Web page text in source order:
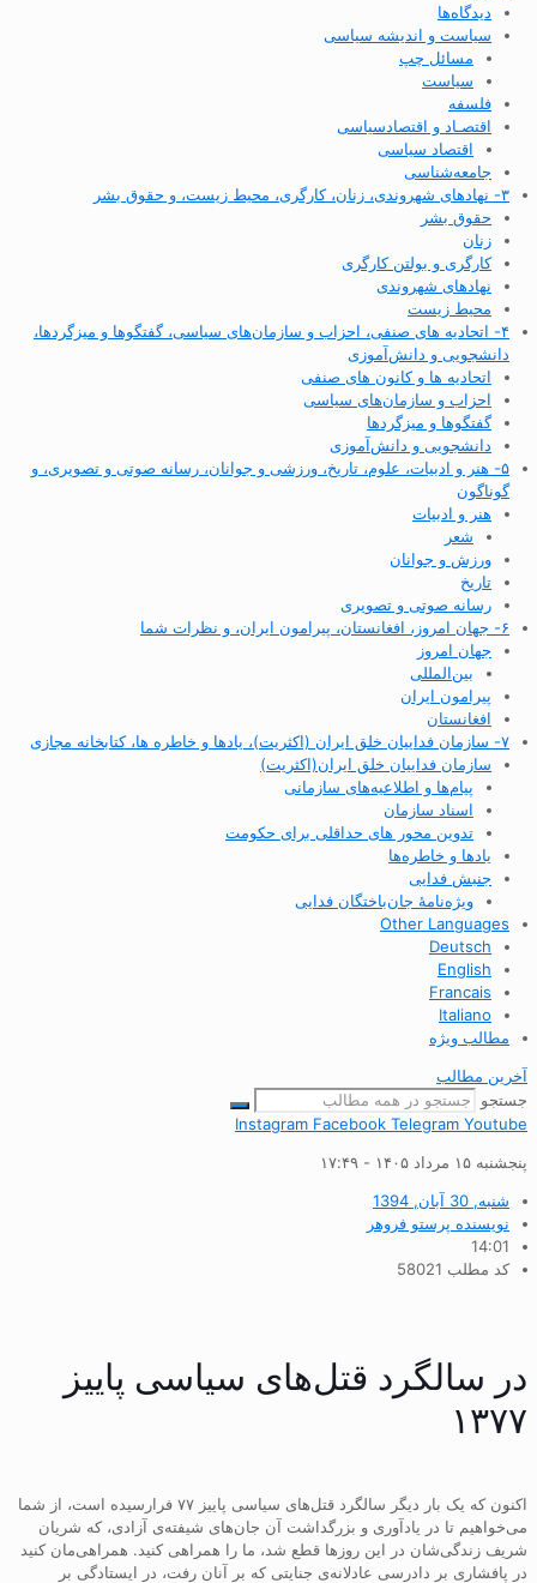
دیدگاه‌ها
سیاست و اندیشه سیاسی
مسائل چپ
سیاست
فلسفه
اقتصـاد و اقتصاد‌سیاسی
اقتصاد سیاسی
جامعه‌شناسی
۳- نهادهای شهروندی، زنان، کارگری، محیط زیست، و حقوق بشر
حقوق بشر
زنان
کارگری و بولتن کارگری
نهادهای شهروندی
محیط زیست
۴- اتحادیه های صنفی، احزاب و سازمان‌های سیاسی، گفتگوها و میزگردها،
دانشجویی و دانش‌آموزی
اتحادیه ها و کانون های صنفی
احزاب و سازمان‌های سیاسی
گفتگوها و میزگردها
دانشجویی و دانش‌آموزی
۵- هنر و ادبیات، علوم، تاریخ، ورزشی و جوانان، رسانه صوتی و تصویری، و
گوناگون
هنر و ادبیات
شعر
ورزش و جوانان
تاریخ
رسانه صوتی و تصویری
۶- جهان امروز، افغانستان، پیرامون ایران، و نظرات شما
جهان امروز
بین‌المللی
پیرامون ایران
افغانستان
۷- سازمان فداییان خلق ایران (اکثریت)، یادها و خاطره ها، کتابخانه مجازی
سازمان فداییان خلق ایران(اکثریت)
پیام‌ها و اطلاعیه‌های سازمانی
اسناد سازمان
تدوین محور های حداقلی برای حکومت
یادها و خاطره‌ها
جنبش فدایی
ویژه‌نامهٔ جان‌باختگان فدایی
Other Languages
Deutsch
English
Francais
Italiano
مطالب ویژه
آخرین مطالب
جستجو
Instagram Facebook Telegram Youtube
پنجشنبه ۱۵ مرداد ۱۴۰۵ - ۱۷:۴۹
شنبه, 30 آبان, 1394
نویسندهپرستو فروهر
14:01
کد مطلب 58021
در سالگرد قتل‌های سیاسی پاییز
۱۳۷۷
اکنون که یک بار دیگر سالگرد قتل‌های سیاسی پاییز ۷۷ فرارسیده است، از شما
می‌خواهیم تا در یادآوری و بزرگداشت آن جان‌های شیفته‌ی آزادی، که شریان
شریف زندگی‌شان در این روزها قطع شد، ما را همراهی کنید. همراهی‌مان کنید
در پافشاری بر دادرسی عادلانه‌ی جنایتی که بر آنان رفت، در ایستادگی بر